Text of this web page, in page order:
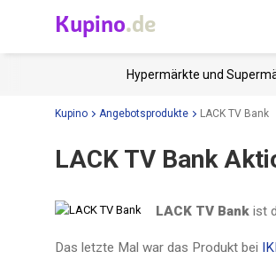
Kupino.de
Hypermärkte und
Kupino Angebotsprodukte LACK TV Bank
LACK TV Bank
LACK TV Bank ist
Das letzte Mal war das Produkt bei